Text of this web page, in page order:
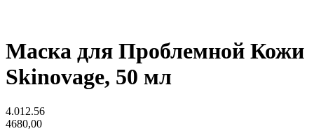
Маска для Проблемной Кожи
Skinovage, 50 мл
4.012.56
4680,00